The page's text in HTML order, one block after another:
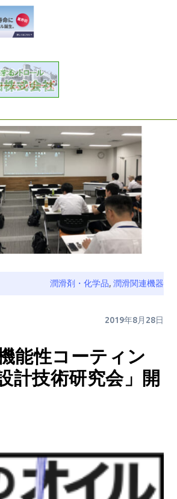
潤滑剤・化学品, 潤滑関連機器
2019年8月28日
能性コーティン
計技術研究会」開